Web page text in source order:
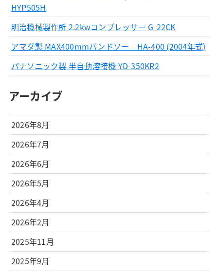
HYP505H
明治機械製作所 2.2kwコンプレッサー G-22CK
アマダ製 MAX400mmバンドソー HA-400 (2004年式)
パナソニック製 半自動溶接機 YD-350KR2
アーカイブ
2026年8月
2026年7月
2026年6月
2026年5月
2026年4月
2026年2月
2025年11月
2025年9月